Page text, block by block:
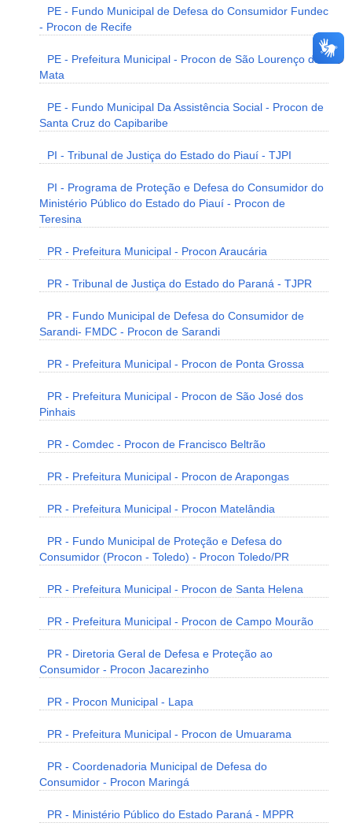
PE - Fundo Municipal de Defesa do Consumidor Fundec
- Procon de Recife
PE - Prefeitura Municipal - Procon de São Lourenço da
Mata
PE - Fundo Municipal Da Assistência Social - Procon de
Santa Cruz do Capibaribe
PI - Tribunal de Justiça do Estado do Piauí - TJPI
PI - Programa de Proteção e Defesa do Consumidor do
Ministério Público do Estado do Piauí - Procon de
Teresina
PR - Prefeitura Municipal - Procon Araucária
PR - Tribunal de Justiça do Estado do Paraná - TJPR
PR - Fundo Municipal de Defesa do Consumidor de
Sarandi- FMDC - Procon de Sarandi
PR - Prefeitura Municipal - Procon de Ponta Grossa
PR - Prefeitura Municipal - Procon de São José dos
Pinhais
PR - Comdec - Procon de Francisco Beltrão
PR - Prefeitura Municipal - Procon de Arapongas
PR - Prefeitura Municipal - Procon Matelândia
PR - Fundo Municipal de Proteção e Defesa do
Consumidor (Procon - Toledo) - Procon Toledo/PR
PR - Prefeitura Municipal - Procon de Santa Helena
PR - Prefeitura Municipal - Procon de Campo Mourão
PR - Diretoria Geral de Defesa e Proteção ao
Consumidor - Procon Jacarezinho
PR - Procon Municipal - Lapa
PR - Prefeitura Municipal - Procon de Umuarama
PR - Coordenadoria Municipal de Defesa do
Consumidor - Procon Maringá
PR - Ministério Público do Estado Paraná - MPPR